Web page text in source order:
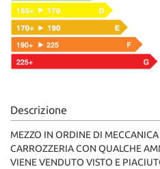
Descrizione
MEZZO IN ORDINE DI MECCANICA
CARROZZERIA CON QUALCHE
VIENE VENDUTO VISTO E